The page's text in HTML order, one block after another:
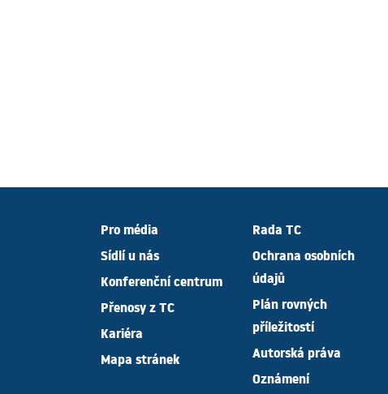
Pro média
Sídlí u nás
Konferenční centrum
Přenosy z TC
Kariéra
Mapa stránek
Rada TC
Ochrana osobních
údajů
Plán rovných
příležitostí
Autorská práva
Oznámení